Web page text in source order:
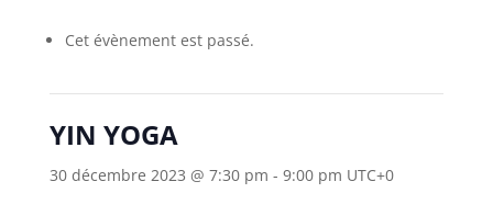
Cet évènement est passé.
YIN YOGA
30 décembre 2023 @ 7:30 pm - 9:00 pm UTC+0